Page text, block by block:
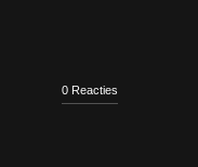
0 Reacties